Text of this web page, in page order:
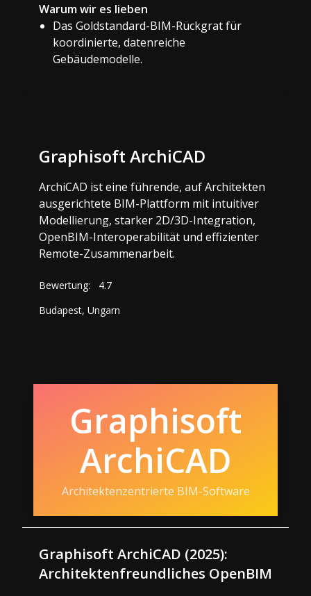
Warum wir es lieben
Das Goldstandard-BIM-Rückgrat für
koordinierte, datenreiche
Gebäudemodelle.
Graphisoft ArchiCAD
ArchiCAD ist eine führende, auf Architekten
ausgerichtete BIM-Plattform mit intuitiver
Modellierung, starker 2D/3D-Integration,
OpenBIM-Interoperabilität und effizienter
Remote-Zusammenarbeit.
Bewertung:
4.7
Budapest, Ungarn
Graphisoft
ArchiCAD
Architektenzentrierte BIM-Software
Graphisoft ArchiCAD (2025):
Architektenfreundliches OpenBIM